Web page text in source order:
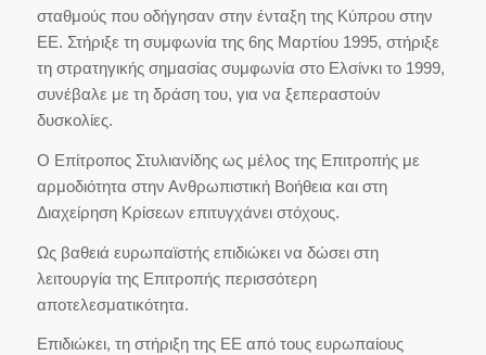
σταθμούς που οδήγησαν στην ένταξη της Κύπρου στην
ΕΕ. Στήριξε τη συμφωνία της 6ης Μαρτίου 1995, στήριξε
τη στρατηγικής σημασίας συμφωνία στο Ελσίνκι το 1999,
συνέβαλε με τη δράση του, για να ξεπεραστούν
δυσκολίες.
Ο Επίτροπος Στυλιανίδης ως μέλος της Επιτροπής με
αρμοδιότητα στην Ανθρωπιστική Βοήθεια και στη
Διαχείρηση Κρίσεων επιτυγχάνει στόχους.
Ως βαθειά ευρωπαϊστής επιδιώκει να δώσει στη
λειτουργία της Επιτροπής περισσότερη
αποτελεσματικότητα.
Επιδιώκει, τη στήριξη της ΕΕ από τους ευρωπαίους